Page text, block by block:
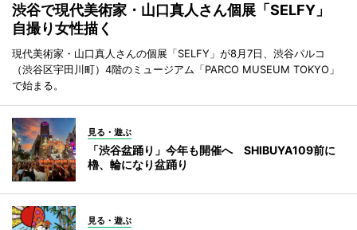
渋谷で現代美術家・山口真人さん個展「SELFY」
自撮り女性描く
現代美術家・山口真人さんの個展「SELFY」が8月7日、渋谷パルコ
（渋谷区宇田川町）4階のミュージアム「PARCO MUSEUM TOKYO」
で始まる。
見る・遊ぶ
「渋谷盆踊り」今年も開催へ SHIBUYA109前に
櫓、輪になり盆踊り
見る・遊ぶ